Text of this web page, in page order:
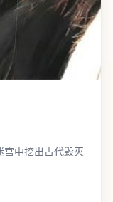
宫中挖出古代毁灭